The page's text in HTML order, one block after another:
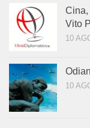
Cina,
Vito
10
10